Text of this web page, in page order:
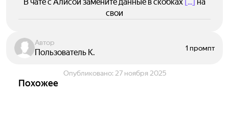
свои
Автор
Пользователь К. 1 промпт
Опубликовано: 27 ноября 2025
Похожее